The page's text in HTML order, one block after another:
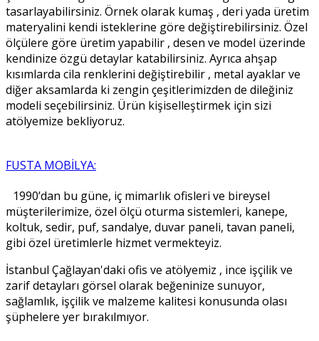
tasarlayabilirsiniz. Örnek olarak kumaş , deri yada üretim
materyalini kendi isteklerine göre değiştirebilirsiniz. Özel
ölçülere göre üretim yapabilir , desen ve model üzerinde
kendinize özgü detaylar katabilirsiniz. Ayrıca ahşap
kısımlarda cila renklerini değiştirebilir , metal ayaklar ve
diğer aksamlarda ki zengin çeşitlerimizden de dileğiniz
modeli seçebilirsiniz. Ürün kişiselleştirmek için sizi
atölyemize bekliyoruz.
FUSTA MOBİLYA:
1990’dan bu güne, iç mimarlık ofisleri ve bireysel
müşterilerimize, özel ölçü oturma sistemleri, kanepe,
koltuk, sedir, puf, sandalye, duvar paneli, tavan paneli,
gibi özel üretimlerle hizmet vermekteyiz.
İstanbul Çağlayan'daki ofis ve atölyemiz , ince işçilik ve
zarif detayları görsel olarak beğeninize sunuyor,
sağlamlık, işçilik ve malzeme kalitesi konusunda olası
şüphelere yer bırakılmıyor.